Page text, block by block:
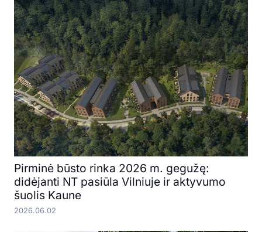
Pirminė būsto rinka 2026 m. gegužę:
didėjanti NT pasiūla Vilniuje ir aktyvumo
šuolis Kaune
2026.06.02